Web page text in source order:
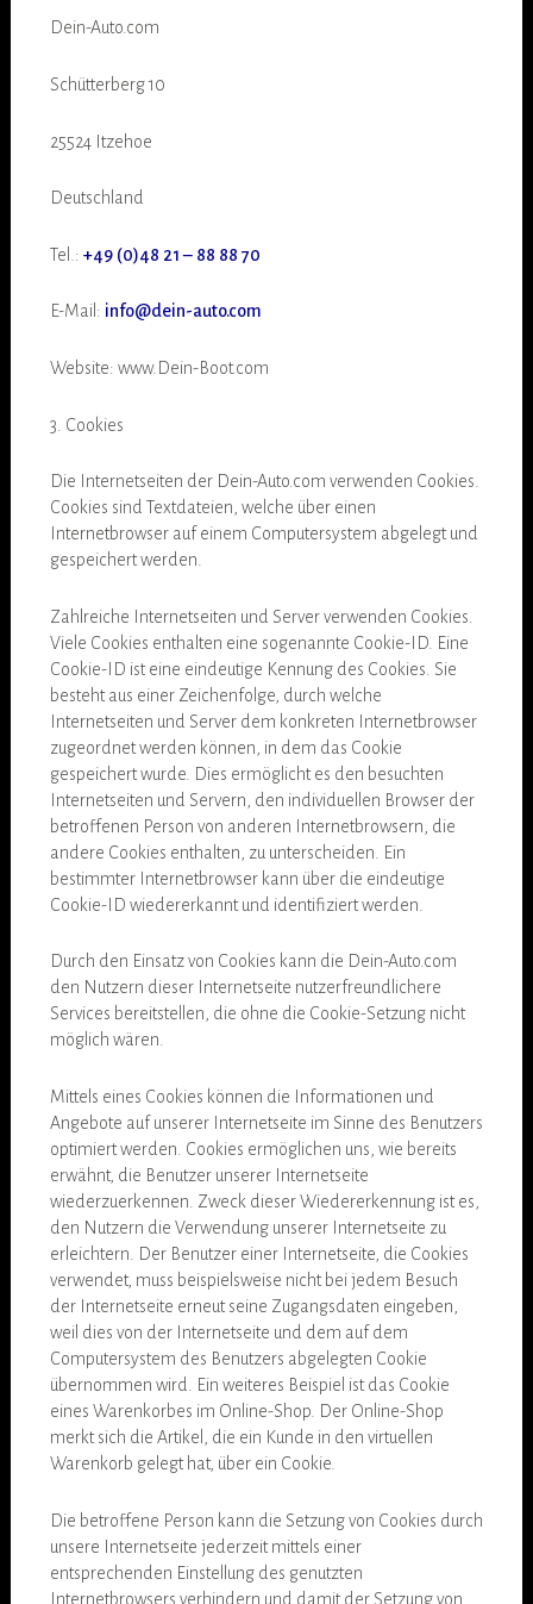
Dein-Auto.com
Schütterberg 10
25524 Itzehoe
Deutschland
Tel.: +49 (0)48 21 – 88 88 70
E-Mail: info@dein-auto.com
Website: www.Dein-Boot.com
3. Cookies
Die Internetseiten der Dein-Auto.com verwenden Cookies.
Cookies sind Textdateien, welche über einen
Internetbrowser auf einem Computersystem abgelegt und
gespeichert werden.
Zahlreiche Internetseiten und Server verwenden Cookies.
Viele Cookies enthalten eine sogenannte Cookie-ID. Eine
Cookie-ID ist eine eindeutige Kennung des Cookies. Sie
besteht aus einer Zeichenfolge, durch welche
Internetseiten und Server dem konkreten Internetbrowser
zugeordnet werden können, in dem das Cookie
gespeichert wurde. Dies ermöglicht es den besuchten
Internetseiten und Servern, den individuellen Browser der
betroffenen Person von anderen Internetbrowsern, die
andere Cookies enthalten, zu unterscheiden. Ein
bestimmter Internetbrowser kann über die eindeutige
Cookie-ID wiedererkannt und identifiziert werden.
Durch den Einsatz von Cookies kann die Dein-Auto.com
den Nutzern dieser Internetseite nutzerfreundlichere
Services bereitstellen, die ohne die Cookie-Setzung nicht
möglich wären.
Mittels eines Cookies können die Informationen und
Angebote auf unserer Internetseite im Sinne des Benutzers
optimiert werden. Cookies ermöglichen uns, wie bereits
erwähnt, die Benutzer unserer Internetseite
wiederzuerkennen. Zweck dieser Wiedererkennung ist es,
den Nutzern die Verwendung unserer Internetseite zu
erleichtern. Der Benutzer einer Internetseite, die Cookies
verwendet, muss beispielsweise nicht bei jedem Besuch
der Internetseite erneut seine Zugangsdaten eingeben,
weil dies von der Internetseite und dem auf dem
Computersystem des Benutzers abgelegten Cookie
übernommen wird. Ein weiteres Beispiel ist das Cookie
eines Warenkorbes im Online-Shop. Der Online-Shop
merkt sich die Artikel, die ein Kunde in den virtuellen
Warenkorb gelegt hat, über ein Cookie.
Die betroffene Person kann die Setzung von Cookies durch
unsere Internetseite jederzeit mittels einer
entsprechenden Einstellung des genutzten
Internetbrowsers verhindern und damit der Setzung von